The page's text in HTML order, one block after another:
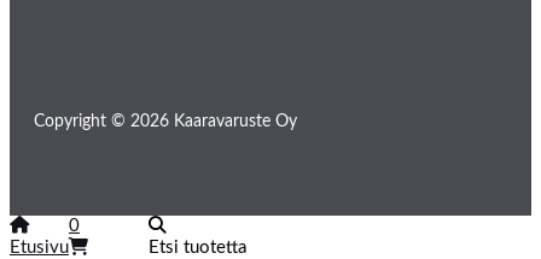
Copyright © 2026 Kaaravaruste Oy
Etusivu
0
Etsi tuotetta